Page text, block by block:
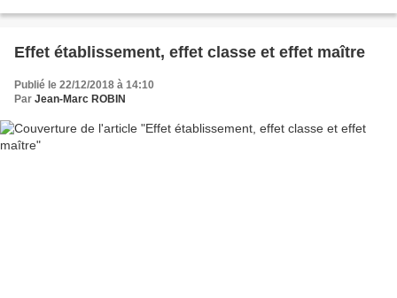
Effet établissement, effet classe et effet maître
Publié le 22/12/2018 à 14:10
Par Jean-Marc ROBIN